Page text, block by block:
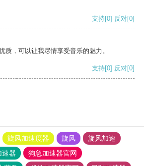
支持[0] 反对[0]
质，可以让我尽情享受音乐的魅力。
支持[0] 反对[0]
旋风加速度器 旋风
旋风加速
速器
狗急加速器官网